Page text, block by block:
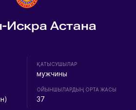
Астана
ҚАТЫСУШЫЛАР
мужчины
ОЙЫНШЫЛАРДЫҢ ОРТА ЖАСЫ
37